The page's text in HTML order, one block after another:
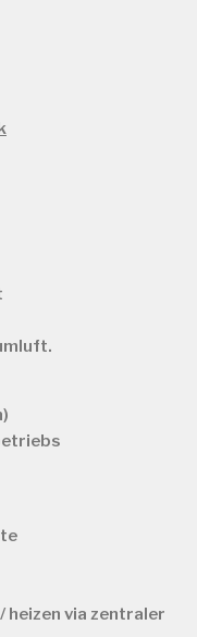
heizen via zentraler